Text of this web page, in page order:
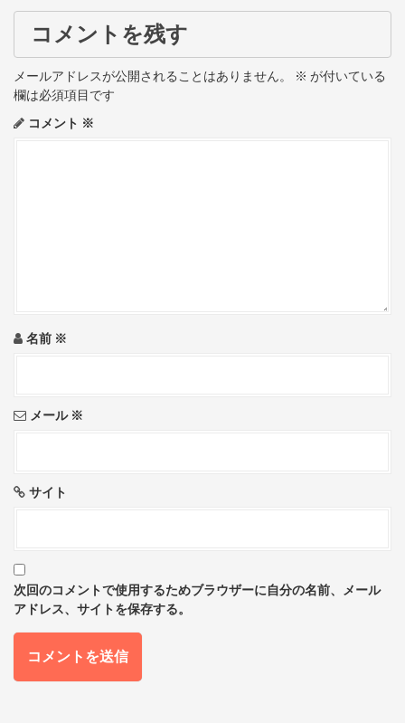
a
v
i
n
コメントを残す
メールアドレスが公開されることはありません。 ※ が付いている
欄は必須項目です
コメント ※
名前 ※
メール ※
サイト
次回のコメントで使用するためブラウザーに自分の名前、メール
アドレス、サイトを保存する。